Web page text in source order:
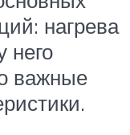
нагрева
него
важные